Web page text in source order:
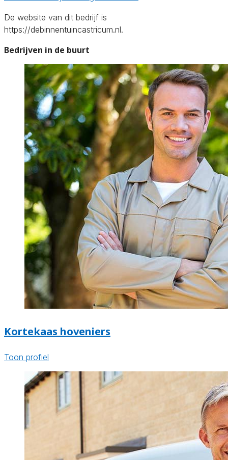
De website van dit bedrijf is
https://debinnentuincastricum.nl.
Bedrijven in de buurt
Kortekaas hoveniers
Toon profiel